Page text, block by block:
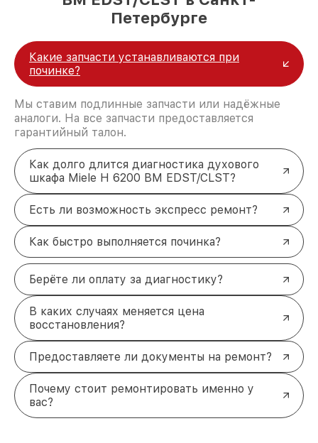
Петербурге
Какие запчасти устанавливаются при
починке?
Мы ставим подлинные запчасти или надёжные
аналоги. На все запчасти предоставляется
гарантийный талон.
Как долго длится диагностика духового
шкафа Miele H 6200 BM EDST/CLST?
Есть ли возможность экспресс ремонт?
Как быстро выполняется починка?
Берёте ли оплату за диагностику?
В каких случаях меняется цена
восстановления?
Предоставляете ли документы на ремонт?
Почему стоит ремонтировать именно у
вас?